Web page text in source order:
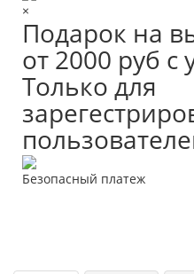
×
Подарок на
от 2000 руб с
Только для
Безопасный платеж